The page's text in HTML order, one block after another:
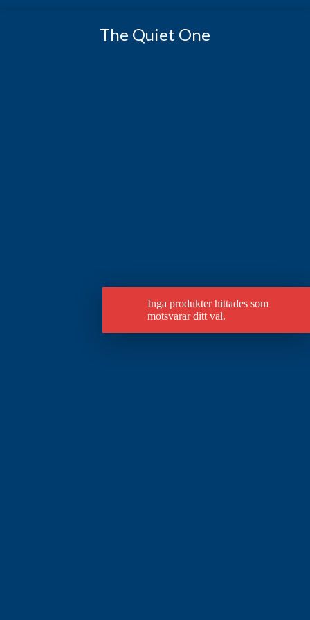
The Quiet One
Inga produkter hittades som
motsvarar ditt val.